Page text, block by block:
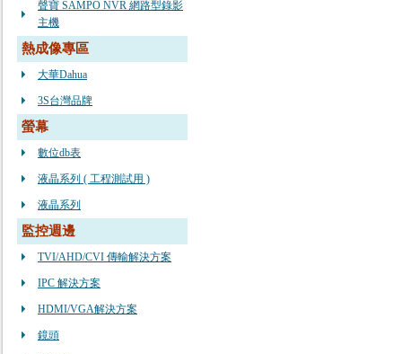
聲寶 SAMPO NVR 網路型錄影
主機
熱成像專區
大華Dahua
3S台灣品牌
螢幕
數位db表
液晶系列 ( 工程測試用 )
液晶系列
監控週邊
TVI/AHD/CVI 傳輸解決方案
IPC 解決方案
HDMI/VGA解決方案
鏡頭